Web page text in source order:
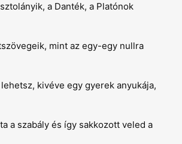
a Danték, a Platónok
mint az egy-egy nullra
kivéve egy gyerek anyukája,
a szabály és így sakkozott veled a